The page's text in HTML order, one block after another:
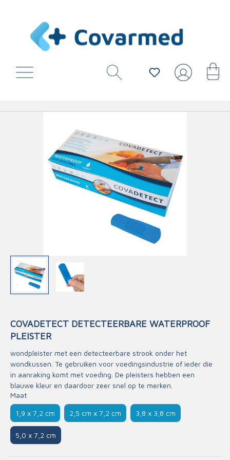
COVADETECT DETECTEERBARE WATERPROOF
PLEISTER
wondpleister met een detecteerbare strook onder het
wondkussen. Te gebruiken voor voedingsindustrie of ieder die
in aanraking komt met voeding. De pleisters hebben een
blauwe kleur en daardoor zeer snel op te merken.
Maat
1,9 x 7,2 cm 2,5 cm x 7,2 cm 3,8 x 3,8 cm
5,0 x 7,2 cm